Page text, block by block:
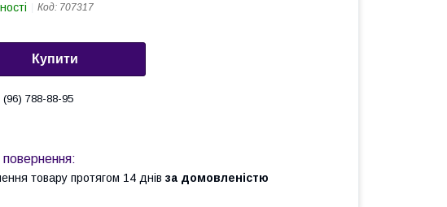
Код: 707317
Купити
(96) 788-88-95
товару протягом 14 днів за домовленістю